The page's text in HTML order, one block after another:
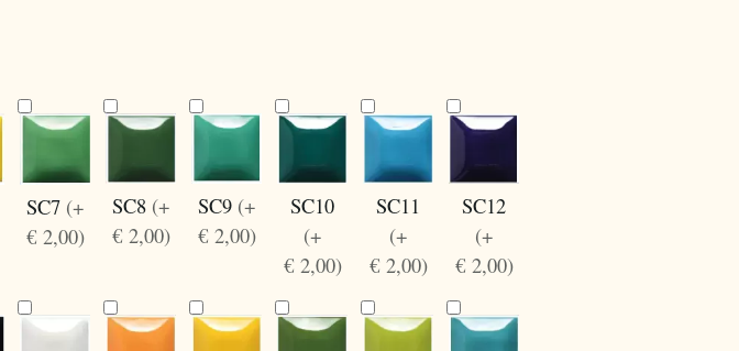
SC7 (+
€ 2,00)
SC8 (+
€ 2,00)
SC9 (+
€ 2,00)
SC10
(+
€ 2,00)
SC11
(+
€ 2,00)
SC12
(+
€ 2,00)